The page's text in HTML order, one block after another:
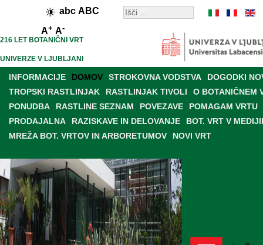
abc ABC
A+ A-
216 LET BOTANIČNI VRT
UNIVERZE V LJUBLJANI
INFORMACIJE DOMOV STROKOVNA VODSTVA
DOGODKI
TROPSKI RASTLINJAK
RASTLINJAK TIVOLI
O BOTANIČNEM
PONUDBA
RASTLINE SEZNAM POVEZAVE
POMAGAM VRTU
PRODAJALNA
RAZISKAVE IN DELOVANJE
BOT. VRT V
MREŽA BOT. VRTOV IN ARBORETUMOV
NOVI VRT